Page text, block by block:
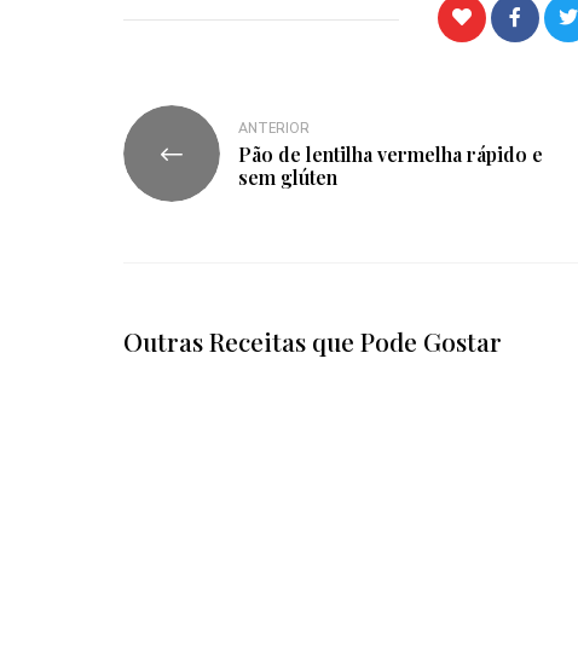
ANTERIOR
Pão de lentilha vermelha rápido e
sem glúten
Outras Receitas que Pode Gostar